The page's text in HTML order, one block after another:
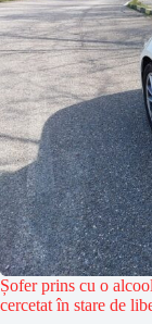
Șofer prins cu o
cercetat în stare de